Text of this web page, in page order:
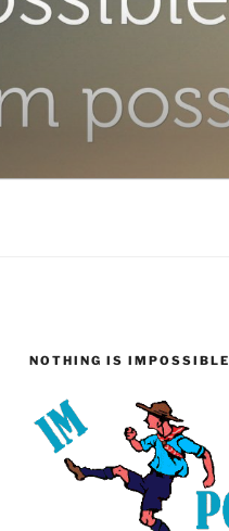
NOTHING IS IMPOSSIBLE